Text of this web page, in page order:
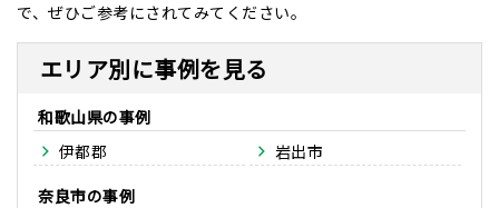
で、ぜひご参考にされてみてください。
エリア別に事例を見る
和歌山県
伊都郡
岩出市
奈良市